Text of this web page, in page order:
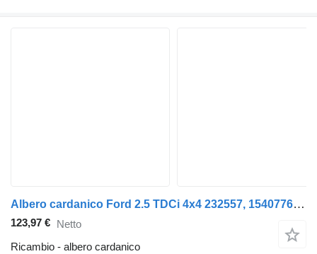
Albero cardanico Ford 2.5 TDCi 4x4 232557, 1540776 per automobile Ford RANGER (ET)
123,97 € Netto
Ricambio - albero cardanico